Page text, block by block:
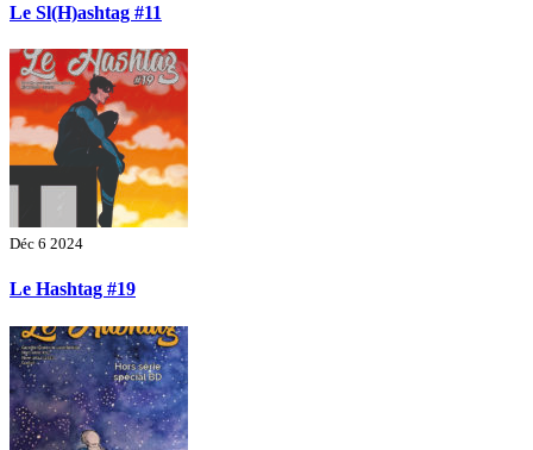
Le Sl(H)ashtag #11
Déc 6 2024
Le Hashtag #19